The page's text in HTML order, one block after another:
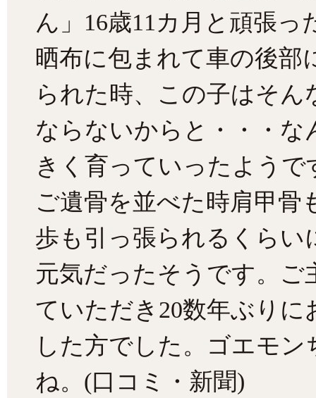
ん」16歳11カ月と頑張っ
晒布に包まれて車の後部
られた時、この子はそん
ならないからと・・・
きく育っていったようで
ご遺骨を並べた時肩甲
歩も引っ張られるくらい
元気だったそうです。
ていただき20数年ぶりに
した方でした。ゴエモ
ね。(口コミ・新聞)